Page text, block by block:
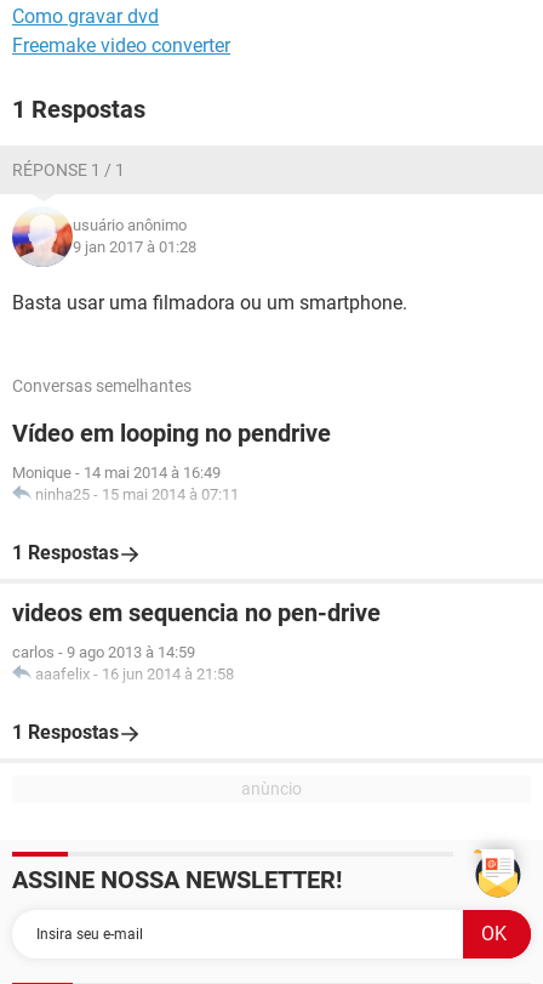
Como gravar dvd
Freemake video converter
1 Respostas
RÉPONSE 1 / 1
usuário anônimo
9 jan 2017 à 01:28
Basta usar uma filmadora ou um smartphone.
Conversas semelhantes
Vídeo em looping no pendrive
Monique - 14 mai 2014 à 16:49
ninha25 - 15 mai 2014 à 07:11
1 Respostas
videos em sequencia no pen-drive
carlos - 9 ago 2013 à 14:59
aaafelix - 16 jun 2014 à 21:58
1 Respostas
ASSINE NOSSA NEWSLETTER!